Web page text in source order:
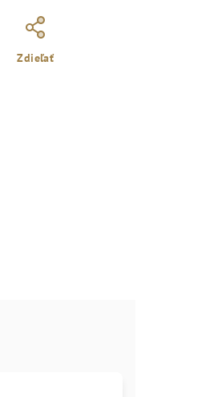
Zdieľať